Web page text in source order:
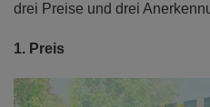
drei Preise und drei
1. Preis